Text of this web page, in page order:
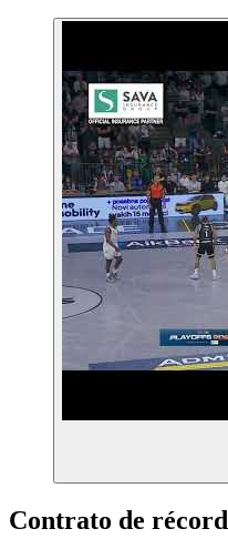
Contrato de récord